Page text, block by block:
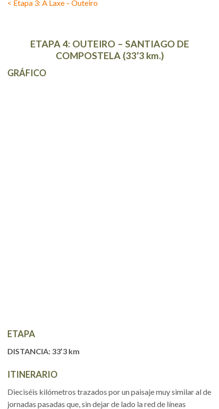
< Etapa 3: A Laxe – Outeiro
ETAPA 4: OUTEIRO – SANTIAGO DE
COMPOSTELA (33’3 km.)
GRÁFICO
ETAPA
DISTANCIA: 33’3 km
ITINERARIO
Dieciséis kilómetros trazados por un paisaje muy similar al de
jornadas pasadas que, sin dejar de lado la red de líneas